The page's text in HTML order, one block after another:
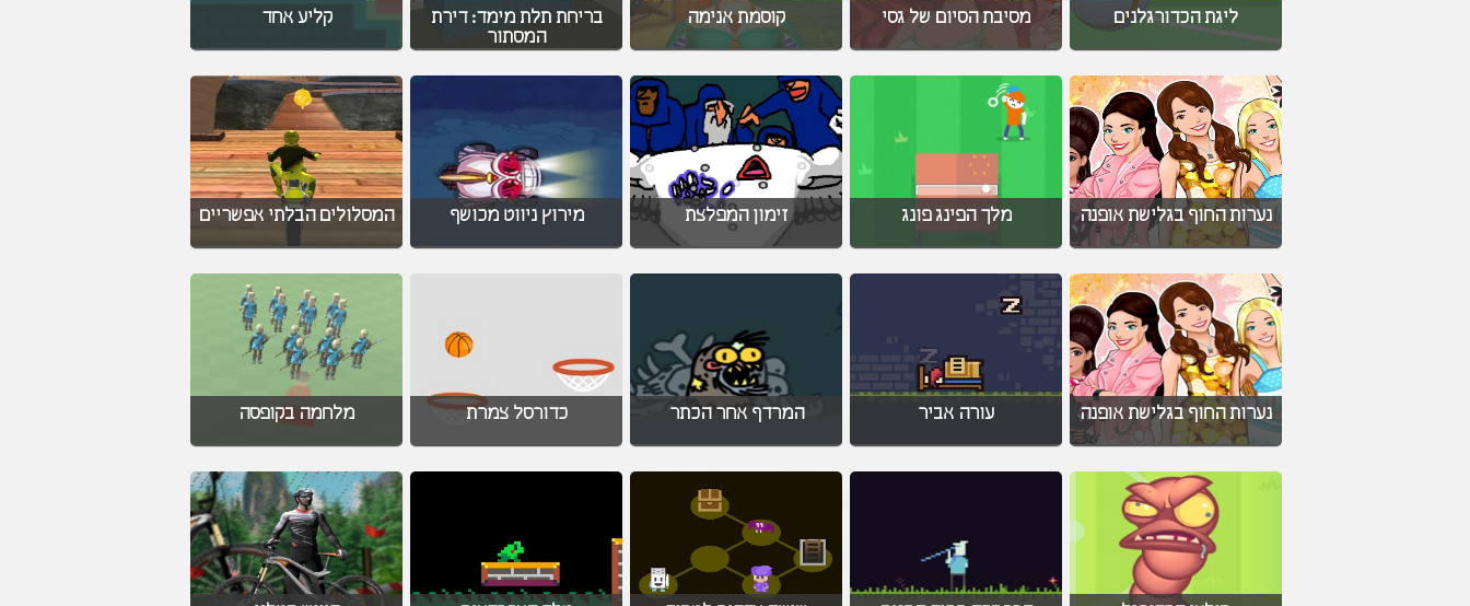
ליגת הכדורגלנים מסיבת הסיום של גסי קוסמת אנימה
בריחת תלת מימד: דירת
המסתור
קליע אחד
נערות החוף בגלישת אופנה מלך הפינג פונג זימון המפלצת מירוץ ניווט מכושף המסלולים הבלתי אפשריים
נערות החוף בגלישת אופנה עורה אביר המרדף אחר הכתר כדורסל צמרת מלחמה בקופסה